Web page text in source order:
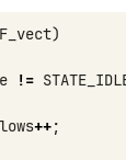
)
!=
++;